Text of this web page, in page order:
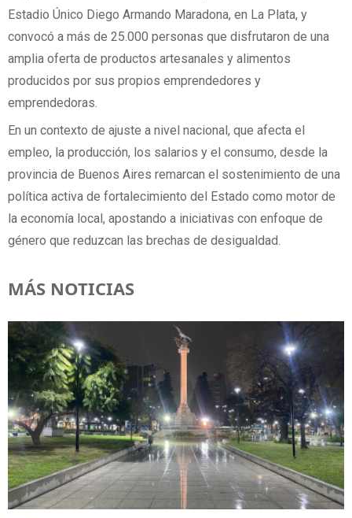
Estadio Único Diego Armando Maradona, en La Plata, y
convocó a más de 25.000 personas que disfrutaron de una
amplia oferta de productos artesanales y alimentos
producidos por sus propios emprendedores y
emprendedoras.
En un contexto de ajuste a nivel nacional, que afecta el
empleo, la producción, los salarios y el consumo, desde la
provincia de Buenos Aires remarcan el sostenimiento de una
política activa de fortalecimiento del Estado como motor de
la economía local, apostando a iniciativas con enfoque de
género que reduzcan las brechas de desigualdad.
MÁS NOTICIAS